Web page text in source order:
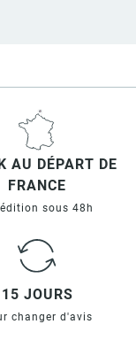
AU DÉPART DE
FRANCE
sous 48h
15 JOURS
changer d'avis